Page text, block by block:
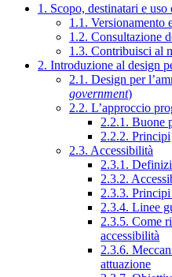
1. Scopo, destinatari e
1.1. Versionamento
1.2. Consultazione
1.3. Contribuisci al
2. Introduzione al design
2.1. Design per
government)
2.2. L’approccio
2.2.1. Buone
2.2.2. Principi
2.3. Accessibilità
2.3.1.
2.3.2.
2.3.3. Principi
2.3.4. Linee
2.3.5. Come
accessibilità
2.3.6.
attuazione